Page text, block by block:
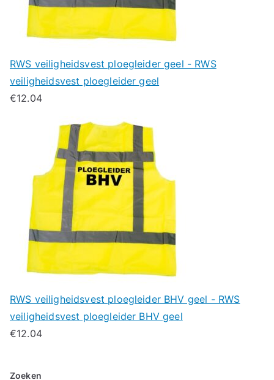
RWS veiligheidsvest ploegleider geel - RWS
veiligheidsvest ploegleider geel
€12.04
RWS veiligheidsvest ploegleider BHV geel - RWS
veiligheidsvest ploegleider BHV geel
€12.04
Zoeken